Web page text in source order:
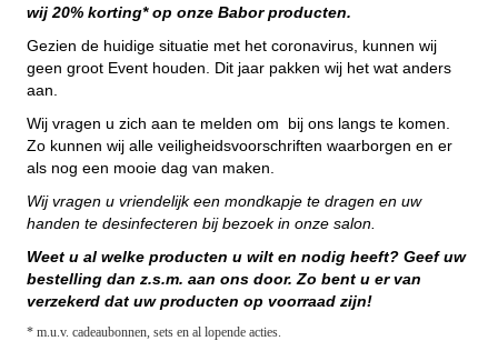
wij 20% korting* op onze Babor producten.
Gezien de huidige situatie met het coronavirus, kunnen wij
geen groot Event houden. Dit jaar pakken wij het wat anders
aan.
Wij vragen u zich aan te melden om bij ons langs te komen.
Zo kunnen wij alle veiligheidsvoorschriften waarborgen en er
als nog een mooie dag van maken.
Wij vragen u vriendelijk een mondkapje te dragen en uw
handen te desinfecteren bij bezoek in onze salon.
Weet u al welke producten u wilt en nodig heeft? Geef uw
bestelling dan z.s.m. aan ons door. Zo bent u er van
verzekerd dat uw producten op voorraad zijn!
* m.u.v. cadeaubonnen, sets en al lopende acties.